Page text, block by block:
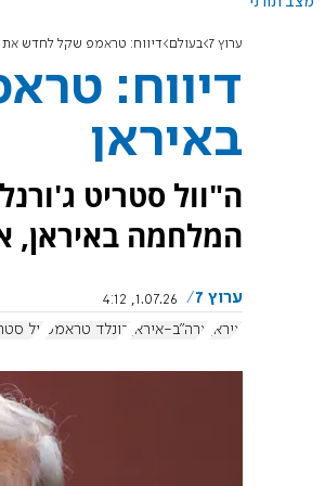
ערוץ 7 בעולם דיווח: טראמפ שקל לחדש
דיווח:
באיראן
ה"וול סטריט
המלחמה באיראן,
ערוץ 7
1.07.26, 4:12
איראן ארה"ב-איראן דונלד טראמפ וול